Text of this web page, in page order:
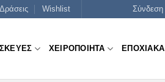
Wishlist Σύνδεση
ΧΕΙΡΟΠΟΙΗΤΑ ΕΠΟΧΙΑΚΑ